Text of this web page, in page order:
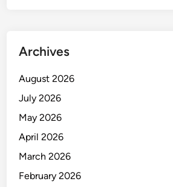
r
g
P
a
n
k
Archives
August 2026
July 2026
May 2026
April 2026
March 2026
February 2026